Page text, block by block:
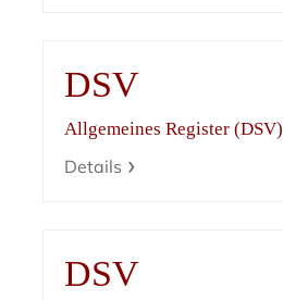
DSV
Allgemeines Register (DSV)
Details
DSV